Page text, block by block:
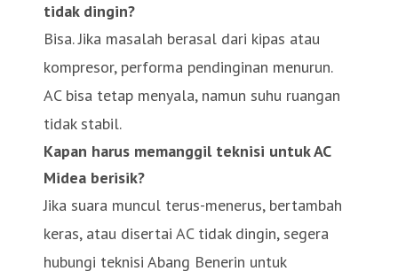
tidak dingin?
Bisa. Jika masalah berasal dari kipas atau
kompresor, performa pendinginan menurun.
AC bisa tetap menyala, namun suhu ruangan
tidak stabil.
Kapan harus memanggil teknisi untuk AC
Midea berisik?
Jika suara muncul terus-menerus, bertambah
keras, atau disertai AC tidak dingin, segera
hubungi teknisi Abang Benerin untuk